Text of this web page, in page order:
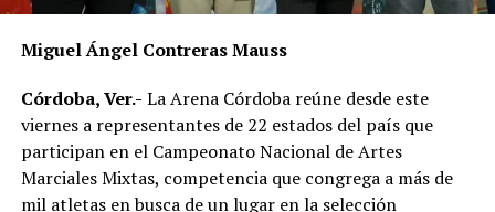
Iglesias llaman a oración por la paz
Miguel Ángel Contreras Mauss
Córdoba, Ver.- La Arena Córdoba reúne desde este
viernes a representantes de 22 estados del país que
participan en el Campeonato Nacional de Artes
Marciales Mixtas, competencia que congrega a más de
mil atletas en busca de un lugar en la selección